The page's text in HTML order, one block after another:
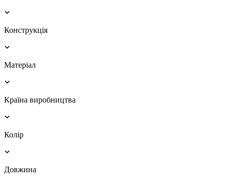
Конструкція
Матеріал
Країна виробництва
Колір
Довжина